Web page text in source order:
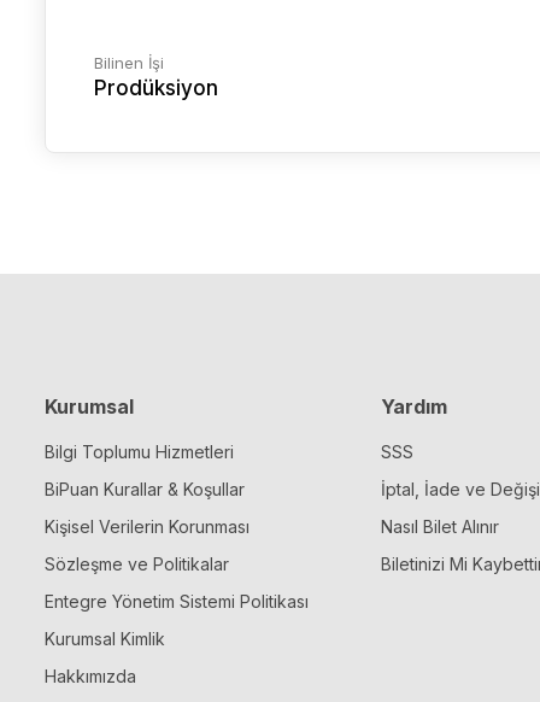
Bilinen İşi
Prodüksiyon
Kurumsal
Bilgi Toplumu Hizmetleri
BiPuan Kurallar & Koşullar
Kişisel Verilerin Korunması
Sözleşme ve Politikalar
Entegre Yönetim Sistemi Politikası
Kurumsal Kimlik
Hakkımızda
Yardım
SSS
İptal, İade ve
Nasıl Bilet Alınır
Biletinizi Mi